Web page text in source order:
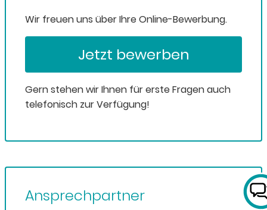
Wir freuen uns über Ihre Online-Bewerbung.
Jetzt bewerben
Gern stehen wir Ihnen für erste Fragen auch
telefonisch zur Verfügung!
Ansprechpartner